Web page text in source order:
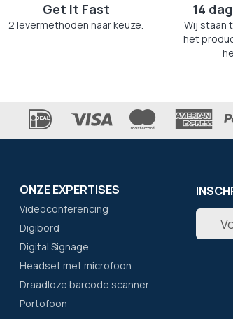
Get It Fast
2 levermethoden naar keuze.
14
Wij staan
het
ONZE EXPERTISES
Videoconferencing
Digibord
Digital Signage
Headset met microfoon
Draadloze barcode scanner
Portofoon
op